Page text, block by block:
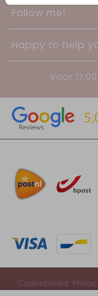
Follow me!
Happy to help
Voor
Cookiebeleid